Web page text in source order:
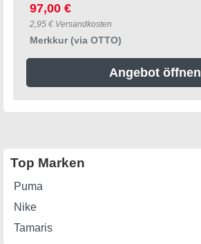
97,00 €
2,95 € Versandkosten
Merkkur (via OTTO)
Angebot öffnen
Top Marken
Puma
Nike
Tamaris